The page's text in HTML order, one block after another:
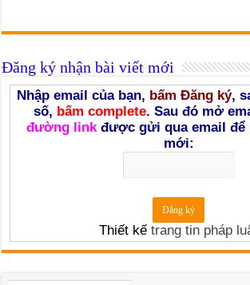
Đăng ký nhận bài viết mới
Nhập email của bạn, bấm Đăng ký,
số, bấm complete. Sau đó mở
đường linkđược gửi qua email để
mới:
Thiết kếtrang tin pháp